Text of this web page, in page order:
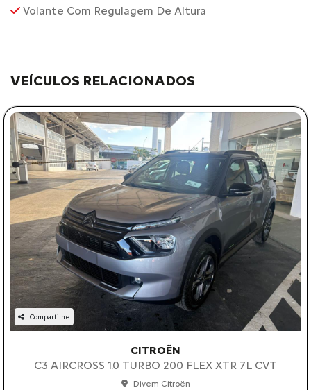
Volante Com Regulagem De Altura
VEÍCULOS RELACIONADOS
Compartilhe
CITROËN
C3 AIRCROSS 1.0 TURBO 200 FLEX XTR 7L CVT
Divem Citroën